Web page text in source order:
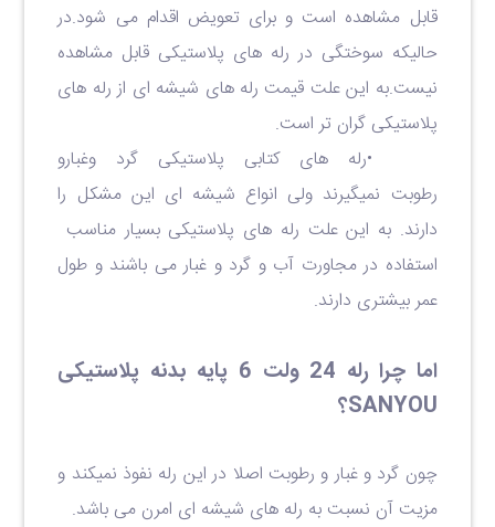
قابل مشاهده است و برای تعویض اقدام می شود.در
حالیکه سوختگی در رله های پلاستیکی قابل مشاهده
نیست.به این علت قیمت رله های شیشه ای از رله های
پلاستیکی گران تر است.
•رله های کتابی پلاستیکی گرد وغبارو
رطوبت نمیگیرند ولی انواع شیشه ای این مشکل را
دارند. به این علت رله های پلاستیکی بسیار مناسب
استفاده در مجاورت آب و گرد و غبار می باشند و طول
عمر بیشتری دارند.
اما چرا رله 24 ولت 6 پایه بدنه پلاستیکی
SANYOU؟
چون گرد و غبار و رطوبت اصلا در این رله نفوذ نمیکند و
مزیت آن نسبت به رله های شیشه ای امرن می باشد.